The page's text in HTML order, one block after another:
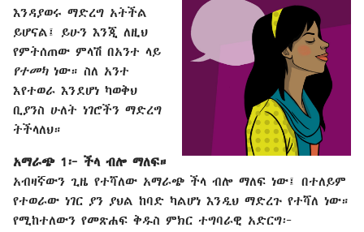
እንዳያወሩ ማድረግ አትችል
ይሆናል፤ ይሁን እንጂ ለዚህ
የምትሰጠው ምላሽ በአንተ ላይ
የተመካነው። ስለ አንተ
እየተወራ እንደሆነ ካወቅህ
ቢያንስ ሁለት ነገሮችን ማድረግ
ትችላለህ።
አማራጭ 1፦ ችላ ብሎ ማለፍ።
አብዛኛውን ጊዜ የተሻለው አማራጭ ችላ ብሎ ማለፍ ነው፤ በተለይም
የተወራው ነገር ያን ያህል ከባድ ካልሆነ እንዲህ ማድረጉ የተሻለ ነው።
የሚከተለውን የመጽሐፍ ቅዱስ ምክር ተግባራዊ አድርግ፦